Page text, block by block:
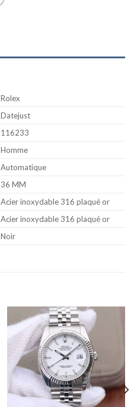
Rolex
Datejust
116233
Homme
Automatique
36 MM
Acier inoxydable 316 plaqué or
Acier inoxydable 316 plaqué or
Noir